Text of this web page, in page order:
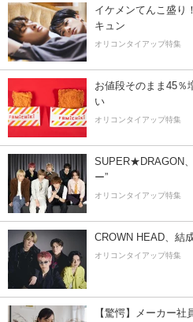
イケメンてんこ盛り
キュン
オリコンタイアップ特集
お値段そのまま45％
い
オリコンタイアップ特集
SUPER★DRAGON
ー”
オリコンタイアップ特集
CROWN HEAD、結
オリコンタイアップ特集
【驚愕】メーカー